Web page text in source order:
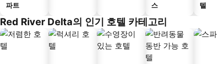
파트
스
텔
Red River Delta의 인기 호텔 카테고리